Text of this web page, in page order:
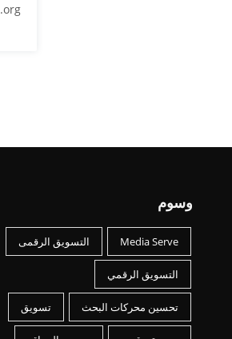
وسوم
Media Serve التسويق الرقمى
التسويق الرقمي
تحسين محركات البحث تسويق